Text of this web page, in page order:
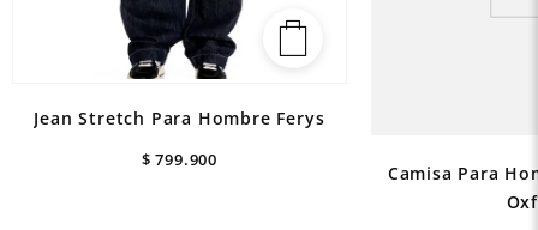
Jean Stretch Para Hombre Ferys
$ 799.900
Camisa Para